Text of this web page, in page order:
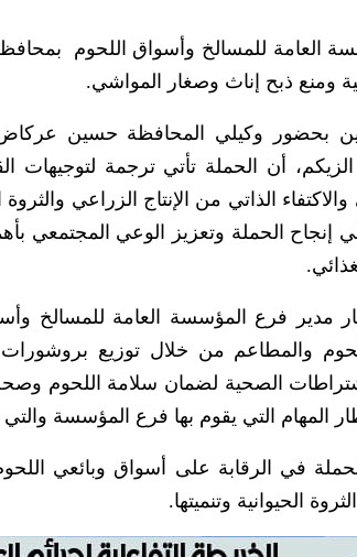
العامة للمسالخ وأسواق اللحوم بمحافظة
ومنع ذبح إناث وصغار المواشي.
بحضور وكيلي المحافظة حسين
أن الحملة تأتي ترجمة لتوجيهات
والاكتفاء الذاتي من الإنتاج الزراعي
إنجاح الحملة وتعزيز الوعي المجتمعي
مدير فرع المؤسسة العامة للمسالخ
والمطاعم من خلال توزيع
الصحية لضمان سلامة اللحوم
المهام التي يقوم بها فرع المؤسسة
في الرقابة على أسواق وبائعي
الحيوانية وتنميتها.